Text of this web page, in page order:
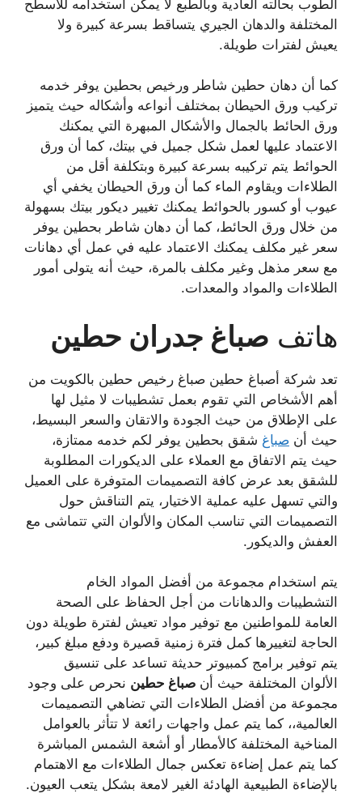
الطوب بحالته العادية وبالطبع لا يمكن استخدامه للأسطح
المختلفة والدهان الجيري يتساقط بسرعة كبيرة ولا
يعيش لفترات طويلة.
كما أن دهان حطين شاطر ورخيص بحطين يوفر خدمه
تركيب ورق الحيطان بمختلف أنواعه وأشكاله حيث يتميز
ورق الحائط بالجمال والأشكال المبهرة التي يمكنك
الاعتماد عليها لعمل شكل جميل في بيتك، كما أن ورق
الحوائط يتم تركيبه بسرعة كبيرة وبتكلفة أقل من
الطلاءات ويقاوم الماء كما أن ورق الحيطان يخفي أي
عيوب أو كسور بالحوائط يمكنك تغيير ديكور بيتك بسهولة
من خلال ورق الحائط، كما أن دهان شاطر بحطين يوفر
سعر غير مكلف يمكنك الاعتماد عليه في عمل أي دهانات
مع سعر مذهل وغير مكلف بالمرة، حيث أنه يتولى أمور
الطلاءات والمواد والمعدات.
هاتف صباغ جدران حطين
تعد شركة أصباغ حطين صباغ رخيص حطين بالكويت من
أهم الأشخاص التي تقوم بعمل تشطيبات لا مثيل لها
على الإطلاق من حيث الجودة والاتقان والسعر البسيط،
حيث أن صباغ شقق بحطين يوفر لكم خدمه ممتازة،
حيث يتم الاتفاق مع العملاء على الديكورات المطلوبة
للشقق بعد عرض كافة التصميمات المتوفرة على العميل
والتي تسهل عليه عملية الاختيار، يتم التناقش حول
التصميمات التي تناسب المكان والألوان التي تتماشى مع
العفش والديكور.
يتم استخدام مجموعة من أفضل المواد الخام
التشطيبات والدهانات من أجل الحفاظ على الصحة
العامة للمواطنين مع توفير مواد تعيش لفترة طويلة دون
الحاجة لتغييرها كمل فترة زمنية قصيرة ودفع مبلغ كبير،
يتم توفير برامج كمبيوتر حديثة تساعد على تنسيق
الألوان المختلفة حيث أن صباغ حطين نحرص على وجود
مجموعة من أفضل الطلاءات التي تضاهي التصميمات
العالمية،، كما يتم عمل واجهات رائعة لا تتأثر بالعوامل
المناخية المختلفة كالأمطار أو أشعة الشمس المباشرة
كما يتم عمل إضاءة تعكس جمال الطلاءات مع الاهتمام
بالإضاءة الطبيعية الهادئة الغير لامعة بشكل يتعب العيون.